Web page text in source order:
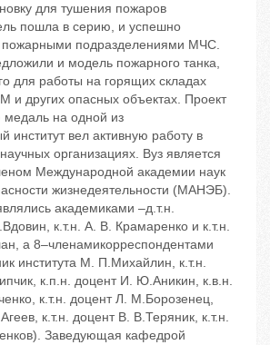
для тушения пожаров
пошла в серию, и успешно
пожарными подразделениями МЧС.
и модель пожарного танка,
для работы на горящих складах
и других опасных объектах. Проект
медаль на одной из
институт вел активную работу в
организациях. Вуз является
Международной академии наук
жизнедеятельности (МАНЭБ).
академиками –д.т.н.
к.т.н. А. В. Крамаренко и к.т.н.
а 8–членамикорреспондентами
института М. П.Михайлин, к.т.н.
к.п.н. доцент И. Ю.Аникин, к.в.н.
к.т.н. доцент Л. М.Борозенец,
к.т.н. доцент В. В.Теряник, к.т.н.
Заведующая кафедрой